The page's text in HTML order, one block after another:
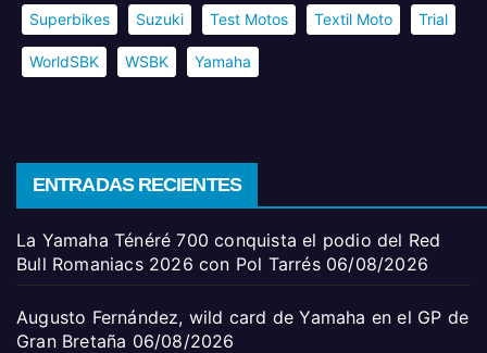
Superbikes Suzuki Test Motos Textil Moto Trial
WorldSBK WSBK Yamaha
ENTRADAS RECIENTES
La Yamaha Ténéré 700 conquista el podio del Red
Bull Romaniacs 2026 con Pol Tarrés 06/08/2026
Augusto Fernández, wild card de Yamaha en el GP de
Gran Bretaña 06/08/2026